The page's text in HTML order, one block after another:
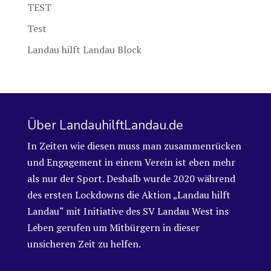
TEST
Test
Landau hilft Landau Block
Über LandauhilftLandau.de
In Zeiten wie diesen muss man zusammenrücken
und Engagement in einem Verein ist eben mehr
als nur der Sport. Deshalb wurde 2020 während
des ersten Lockdowns die Aktion „Landau hilft
Landau“ mit Initiative des SV Landau West ins
Leben gerufen um Mitbürgern in dieser
unsicheren Zeit zu helfen.